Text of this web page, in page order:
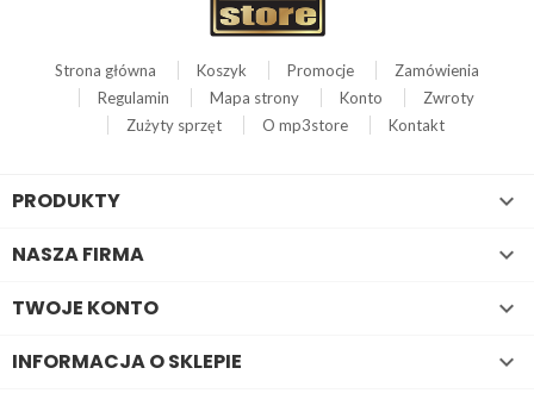
Strona główna Koszyk Promocje
Zamówienia
Regulamin
Mapa strony Konto
Zwroty
Zużyty sprzęt
O mp3store Kontakt
PRODUKTY 
NASZA FIRMA 
TWOJE KONTO 
INFORMACJA O SKLEPIE 